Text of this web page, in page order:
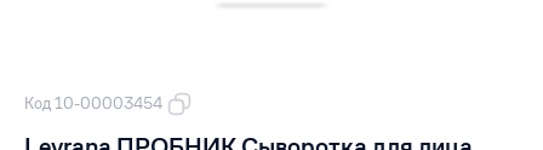
Код 10-00003454